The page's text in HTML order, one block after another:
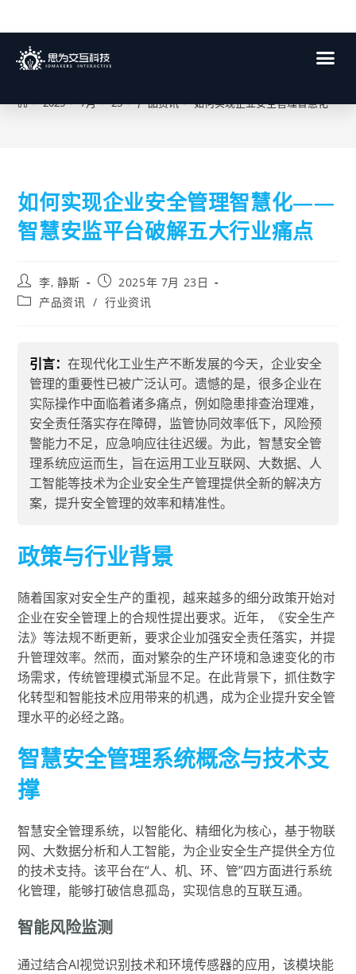
博客
> 2025 > 7月 > 23 > 产品资讯 > 如何实现企业安全管理智慧化——
如何实现企业安全管理智慧化——
智慧安监平台破解五大行业痛点
李, 静斯
2025年 7月 23日
产品资讯 / 行业资讯
引言：在现代化工业生产不断发展的今天，企业安全
管理的重要性已被广泛认可。遗憾的是，很多企业在
实际操作中面临着诸多痛点，例如隐患排查治理难，
安全责任落实存在障碍，监管协同效率低下，风险预
警能力不足，应急响应往往迟缓。为此，智慧安全管
理系统应运而生，旨在运用工业互联网、大数据、人
工智能等技术为企业安全生产管理提供全新的解决方
案，提升安全管理的效率和精准性。
政策与行业背景
随着国家对安全生产的重视，越来越多的细分政策开始对
企业在安全管理上的合规性提出要求。近年，《安全生产
法》等法规不断更新，要求企业加强安全责任落实，并提
升管理效率。然而，面对繁杂的生产环境和急速变化的市
场需求，传统管理模式渐显不足。在此背景下，抓住数字
化转型和智能技术应用带来的机遇，成为企业提升安全管
理水平的必经之路。
智慧安全管理系统概念与技术支
撑
智慧安全管理系统，以智能化、精细化为核心，基于物联
网、大数据分析和人工智能，为企业安全生产提供全方位
的技术支持。该平台在“人、机、环、管”四方面进行系统
化管理，能够打破信息孤岛，实现信息的互联互通。
智能风险监测
通过结合AI视觉识别技术和环境传感器的应用，该模块能